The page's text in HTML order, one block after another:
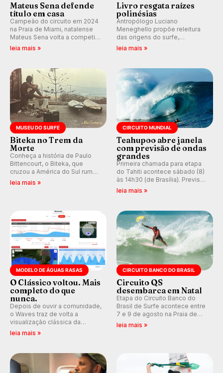
Mateus Sena defende
título em casa
Campeão do circuito em 2024
na Praia de Miami, natalense
Mateus Sena volta a competir
em casa em busca de manter a
leia mais »
Livro resgata raízes
polinésias
Antropólogo Luciano
Meneghello propõe releitura
das origens do surfe,
resgatando a cultura polinésia
prática em esporte e indústria.
leia mais »
MUSEU DO SURFE
Biteka no Trem da
Morte
Conheça a história de Paulo
Bittencourt, o Biteka, que
cruzou a América do Sul rumo
ao Pacífico em uma jornada
leia mais »
CIRCUITO MUNDIAL
Teahupoo abre janela
com previsão de ondas
grandes
Primeira chamada para etapa
do Tahiti acontece sábado (8)
às 14h30 (de Brasília). Previsão
indica swell consistente.
Kelly Slater convidado.
leia mais »
MODELO DE ÁGUAS RASAS
O Clássico voltou. Mais
completo do que
nunca.
Depois de ouvir a comunidade,
o Waves traz de volta a
visualização clássica da
previsão de águas rasas,
ondas para até 16 dias.
leia mais »
CIRCUITO BANCO DO BRASIL
Circuito QS
desembarca em Natal
Etapa do Circuito Banco do
Brasil de Surfe acontece entre
7 e 9 de agosto na Praia de
Miami (RN), em disputas
leia mais »